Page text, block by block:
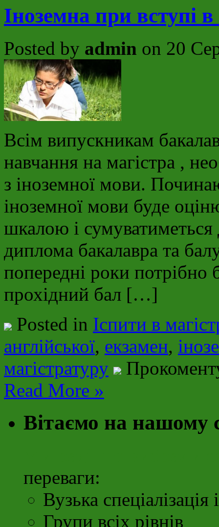
Іноземна при вступі в
Posted by admin on 20
Всім випускникам
навчання на магістра ,
з іноземної мови.
іноземної мови буде
шкалою і сумуватиметься
диплома бакалавра та
попередні роки потрібно
прохідний бал […]
Posted in Іспити в
англійської, екзамен,
магістратуру
Read More »
Вітаємо на нашому
переваги:
Вузька
Групи всіх рівнів